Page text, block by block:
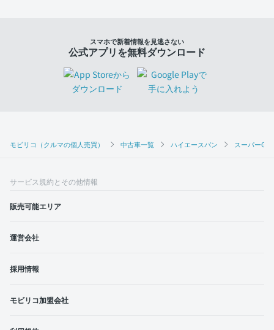
モビリコ（クルマの個人売買） 中古車一覧 ハイエースバン スーパーGL
スマホで新着情報を見逃さない
公式アプリを無料ダウンロード
サービス規約とその他情報
販売可能エリア
運営会社
採用情報
モビリコ加盟会社